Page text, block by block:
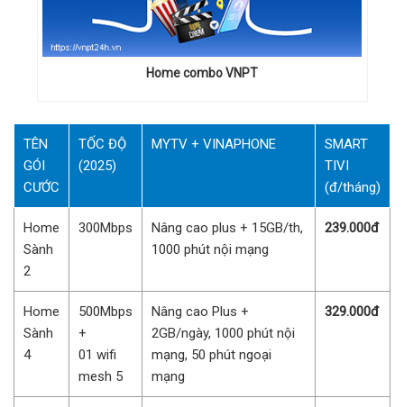
Home combo VNPT
TÊN
GÓI
CƯỚC
TỐC ĐỘ
(2025)
MYTV + VINAPHONE
SMART
TIVI
(đ/tháng)
Home
Sành
2
300Mbps
Nâng cao plus + 15GB/th,
1000 phút nội mạng
239.000đ
Home
Sành
4
500Mbps
+
01 wifi
mesh 5
Nâng cao Plus +
2GB/ngày, 1000 phút nội
mạng, 50 phút ngoại
mạng
329.000đ